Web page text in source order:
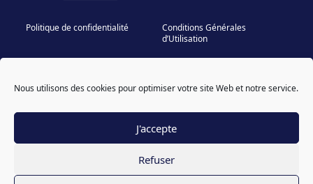
Nous utilisons des cookies pour optimiser votre site Web et notre service.
J'accepte
Refuser
Politique de confidentialité
Conditions Générales
d’Utilisation
© Vos Agences 2026
designed & coded by
powered by sweepbright